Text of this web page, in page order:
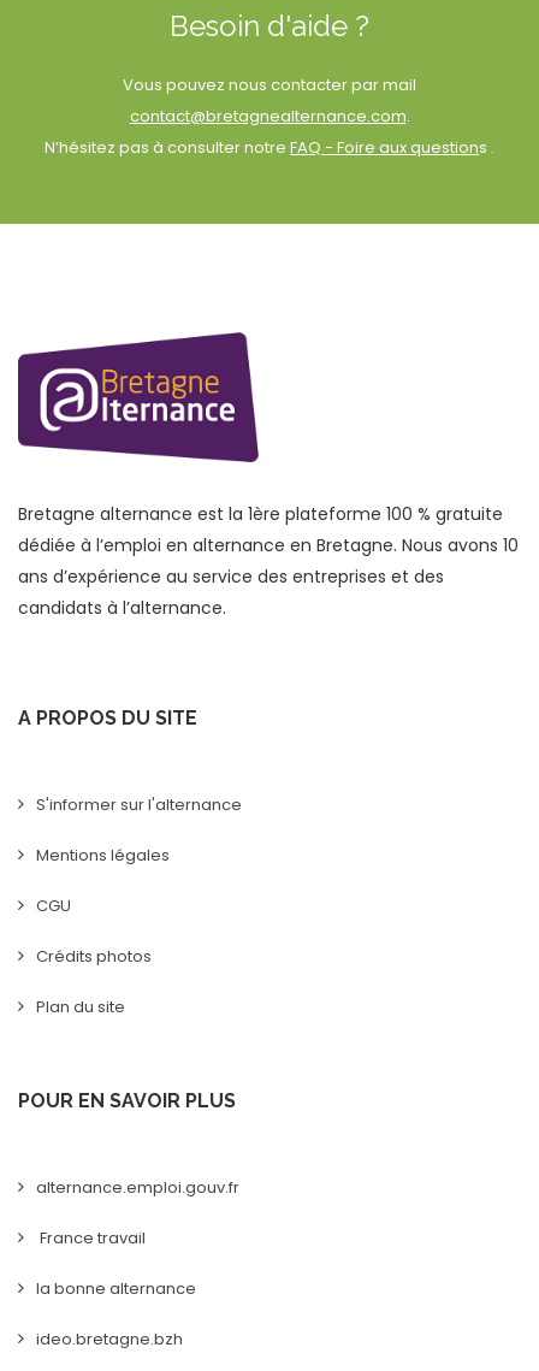
Besoin d'aide ?
Vous pouvez nous contacter par mail
contact@bretagnealternance.com.
N’hésitez pas à consulter notre FAQ - Foire aux questions .
Bretagne alternance est la 1ère plateforme 100 % gratuite
dédiée à l’emploi en alternance en Bretagne. Nous avons 10
ans d’expérience au service des entreprises et des
candidats à l’alternance.
A PROPOS DU SITE
S'informer sur l'alternance
Mentions légales
CGU
Crédits photos
Plan du site
POUR EN SAVOIR PLUS
alternance.emploi.gouv.fr
France travail
la bonne alternance
ideo.bretagne.bzh